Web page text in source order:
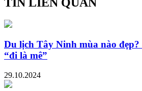
Du lịch Tây Ninh mùa nào
“đi là mê”
29.10.2024